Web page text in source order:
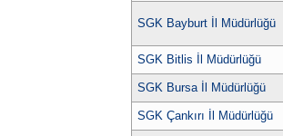
SGK Bayburt İl Müdürlüğü
SGK Bitlis İl Müdürlüğü
SGK Bursa İl Müdürlüğü
SGK Çankırı İl Müdürlüğü